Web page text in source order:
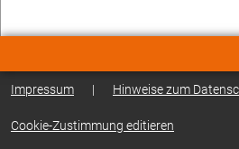
Impressum | Hinweise zum
Cookie-Zustimmung editieren